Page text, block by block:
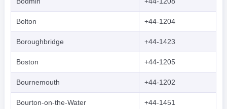
Bolton +44-1204
Boroughbridge +44-1423
Boston +44-1205
Bournemouth +44-1202
Bourton-on-the-Water +44-1451